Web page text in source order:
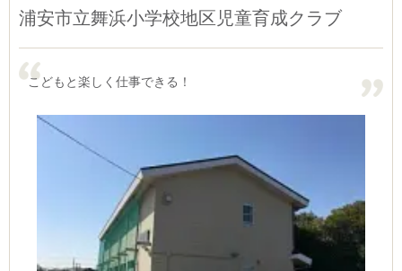
浦安市立舞浜小学校地区児童育成クラブ
こどもと楽しく仕事できる！